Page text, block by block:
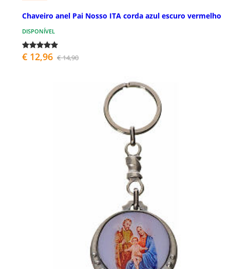
Chaveiro anel Pai Nosso ITA corda azul escuro vermelho
DISPONÍVEL
€ 12,96 € 14,90